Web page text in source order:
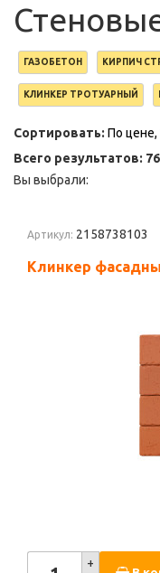
ГАЗОБЕТОН КИРПИЧ
КЛИНКЕР ТРОТУАРНЫЙ
Сортировать: По цене,
Всего результатов: 76
Вы выбрали:
Артикул: 2158738103
Клинкер
+